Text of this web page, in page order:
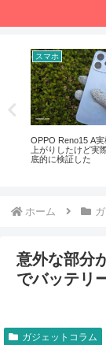
スマホ
OPPO Reno15 A
上がりしたけど実
底的に検証した
ホーム
意外な部分
でバッテリ
ガジェットコラム